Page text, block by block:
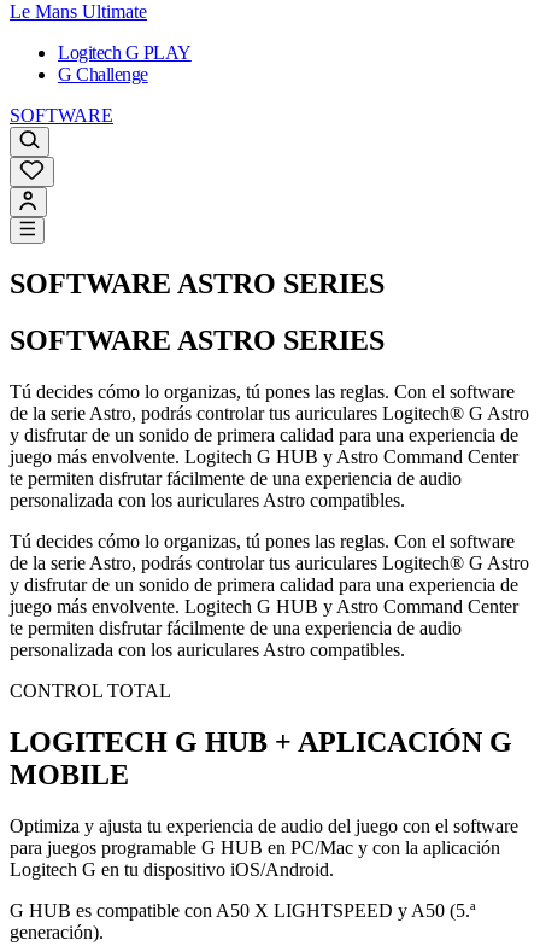
Le Mans Ultimate
Logitech G PLAY
G Challenge
SOFTWARE
SOFTWARE ASTRO SERIES
SOFTWARE ASTRO SERIES
Tú decides cómo lo organizas, tú pones las reglas. Con el software
de la serie Astro, podrás controlar tus auriculares Logitech® G Astro
y disfrutar de un sonido de primera calidad para una experiencia de
juego más envolvente. Logitech G HUB y Astro Command Center
te permiten disfrutar fácilmente de una experiencia de audio
personalizada con los auriculares Astro compatibles.
Tú decides cómo lo organizas, tú pones las reglas. Con el software
de la serie Astro, podrás controlar tus auriculares Logitech® G Astro
y disfrutar de un sonido de primera calidad para una experiencia de
juego más envolvente. Logitech G HUB y Astro Command Center
te permiten disfrutar fácilmente de una experiencia de audio
personalizada con los auriculares Astro compatibles.
CONTROL TOTAL
LOGITECH G HUB + APLICACIÓN G
MOBILE
Optimiza y ajusta tu experiencia de audio del juego con el software
para juegos programable G HUB en PC/Mac y con la aplicación
Logitech G en tu dispositivo iOS/Android.
G HUB es compatible con A50 X LIGHTSPEED y A50 (5.ª
generación).